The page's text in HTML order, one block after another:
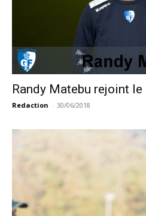
Randy Matebu rejoint le
Redaction - 30/06/2018